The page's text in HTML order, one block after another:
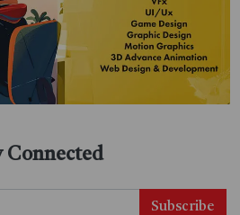
Connected
Subscribe